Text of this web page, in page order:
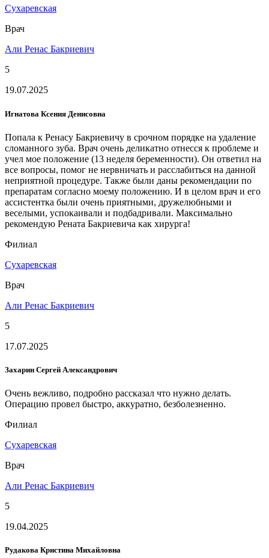
Сухаревская
Врач
Али Ренас Бакриевич
5
19.07.2025
Игнатова Ксения Денисовна
Попала к Ренасу Бакриевичу в срочном порядке на удаление
сломанного зуба. Врач очень деликатно отнесся к проблеме и
учел мое положение (13 неделя беременности). Он ответил на
все вопросы, помог не нервничать и расслабиться на данной
неприятной процедуре. Также были даны рекомендации по
препаратам согласно моему положению. И в целом врач и его
ассистентка были очень приятными, дружелюбными и
веселыми, успокаивали и подбадривали. Максимально
рекомендую Рената Бакриевича как хирурга!
Филиал
Сухаревская
Врач
Али Ренас Бакриевич
5
17.07.2025
Захарин Сергей Александрович
Очень вежливо, подробно рассказал что нужно делать.
Операцию провел быстро, аккуратно, безболезненно.
Филиал
Сухаревская
Врач
Али Ренас Бакриевич
5
19.04.2025
Рудакова Кристина Михайловна